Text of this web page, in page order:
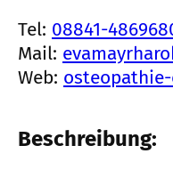
Tel: 08841-
Mail:
Web:
Beschreibung: